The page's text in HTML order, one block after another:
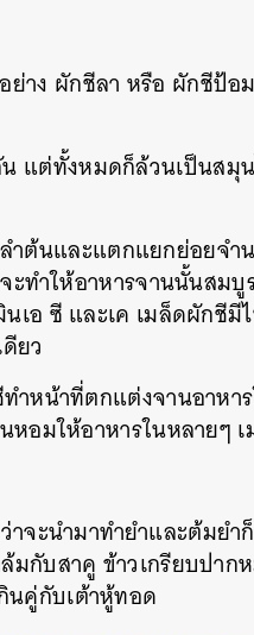
ย่าง ผักชีลา หรือ ผักชีป้อม
แต่ทั้งหมดก็ล้วนเป็นสมุ
ำต้นและแตกแยกย่อยจำ
ะทำให้อาหารจานนั้นสม
เอ ซี และเค เมล็ดผักชีมี
ยว
ำหน้าที่ตกแต่งจานอาหา
อมให้อาหารในหลายๆ
าจะนำมาทำยำและต้มยำก็
มกับสาคู ข้าวเกรียบปาก
คู่กับเต้าหู้ทอด